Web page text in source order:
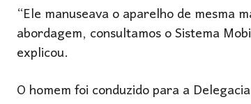
“Ele manuseava o aparelho de mesma
abordagem, consultamos o Sistema
explicou.
O homem foi conduzido para a